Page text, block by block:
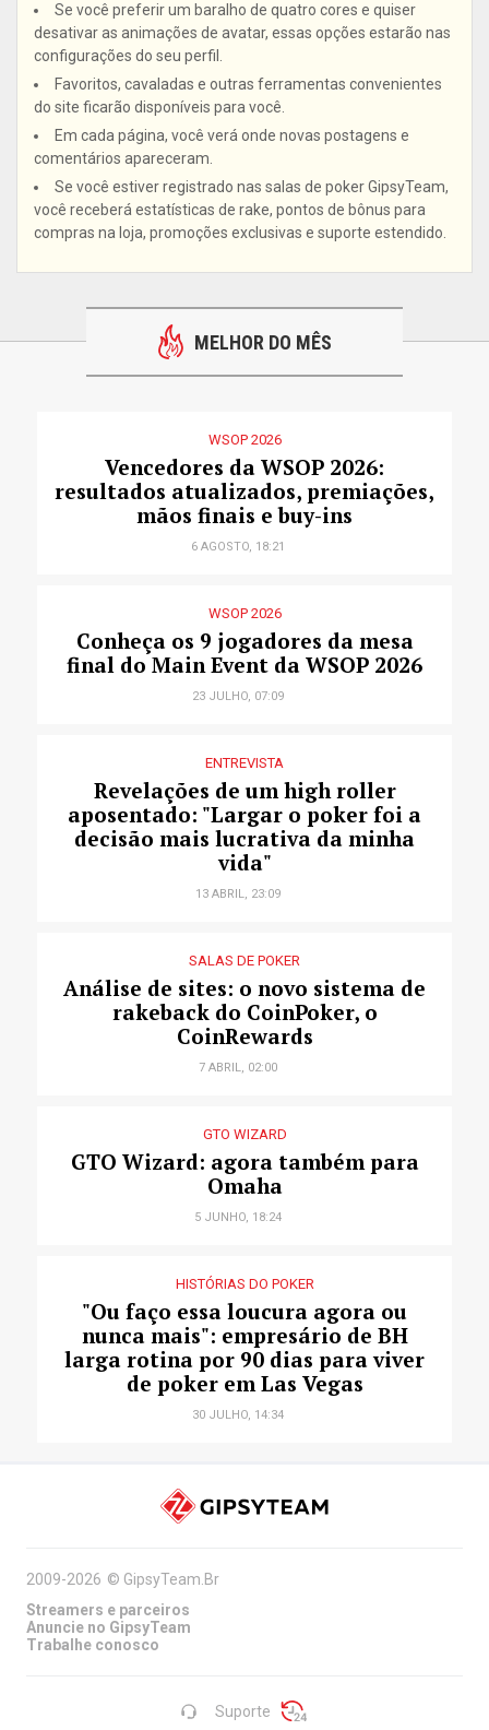
Se você preferir um baralho de quatro cores e quiser
desativar as animações de avatar, essas opções estarão nas
configurações do seu perfil.
Favoritos, cavaladas e outras ferramentas convenientes
do site ficarão disponíveis para você.
Em cada página, você verá onde novas postagens e
comentários apareceram.
Se você estiver registrado nas salas de poker GipsyTeam,
você receberá estatísticas de rake, pontos de bônus para
compras na loja, promoções exclusivas e suporte estendido.
MELHOR DO MÊS
WSOP 2026
Vencedores da WSOP 2026:
resultados atualizados, premiações,
mãos finais e buy-ins
6 AGOSTO, 18:21
WSOP 2026
Conheça os 9 jogadores da mesa
final do Main Event da WSOP 2026
23 JULHO, 07:09
ENTREVISTA
Revelações de um high roller
aposentado: "Largar o poker foi a
decisão mais lucrativa da minha
vida"
13 ABRIL, 23:09
SALAS DE POKER
Análise de sites: o novo sistema de
rakeback do CoinPoker, o
CoinRewards
7 ABRIL, 02:00
GTO WIZARD
GTO Wizard: agora também para
Omaha
5 JUNHO, 18:24
HISTÓRIAS DO POKER
"Ou faço essa loucura agora ou
nunca mais": empresário de BH
larga rotina por 90 dias para viver
de poker em Las Vegas
30 JULHO, 14:34
Suporte
2009-2026 © GipsyTeam.Br
Streamers e parceiros
Anuncie no GipsyTeam
Trabalhe conosco